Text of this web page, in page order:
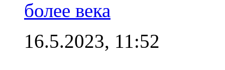
более века
16.5.2023, 11:52